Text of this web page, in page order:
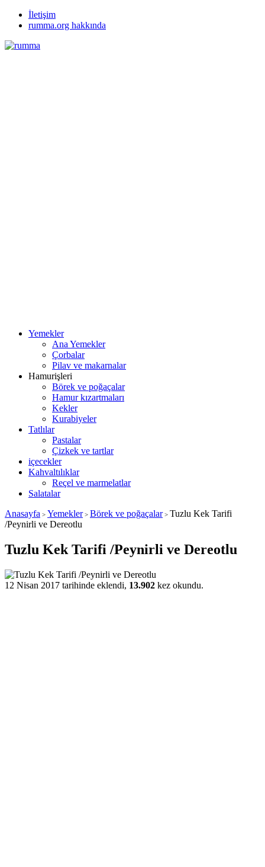
İletişim
rumma.org hakkında
Yemekler
Ana Yemekler
Çorbalar
Pilav ve makarnalar
Hamurişleri
Börek ve poğaçalar
Hamur kızartmaları
Kekler
Kurabiyeler
Tatlılar
Pastalar
Çizkek ve tartlar
içecekler
Kahvaltılıklar
Reçel ve marmelatlar
Salatalar
Anasayfa > Yemekler> Börek ve poğaçalar> Tuzlu Kek Tarifi
/Peynirli ve Dereotlu
Tuzlu Kek Tarifi /Peynirli ve Dereotlu
12 Nisan 2017 tarihinde eklendi, 13.902 kez okundu.